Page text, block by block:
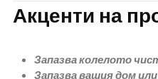
Акценти на
Запазва колелото
Запазва вашия дом